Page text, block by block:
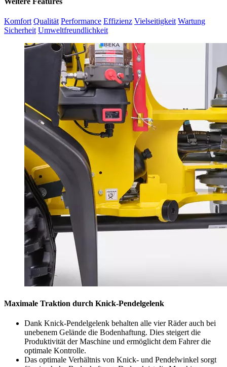
Komfort Qualität Performance Effizienz Vielseitigkeit Wartung
Sicherheit Umweltfreundlichkeit
Maximale Traktion durch Knick-Pendelgelenk
Dank Knick-Pendelgelenk behalten alle vier Räder auch bei
unebenem Gelände die Bodenhaftung. Dies steigert die
Produktivität der Maschine und ermöglicht dem Fahrer die
optimale Kontrolle.
Das optimale Verhältnis von Knick- und Pendelwinkel sorgt